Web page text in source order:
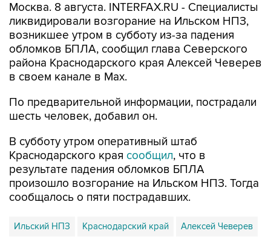
Москва. 8 августа. INTERFAX.RU - Специалисты
ликвидировали возгорание на Ильском НПЗ,
возникшее утром в субботу из-за падения
обломков БПЛА, сообщил глава Северского
района Краснодарского края Алексей Чеверев
в своем канале в Max.
По предварительной информации, пострадали
шесть человек, добавил он.
В субботу утром оперативный штаб
Краснодарского края сообщил, что в
результате падения обломков БПЛА
произошло возгорание на Ильском НПЗ. Тогда
сообщалось о пяти пострадавших.
Ильский НПЗ Краснодарский край Алексей Чеверев